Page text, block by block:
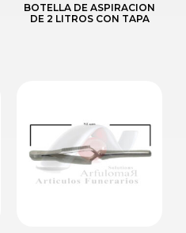
BOTELLA DE ASPIRACION
DE 2 LITROS CON TAPA